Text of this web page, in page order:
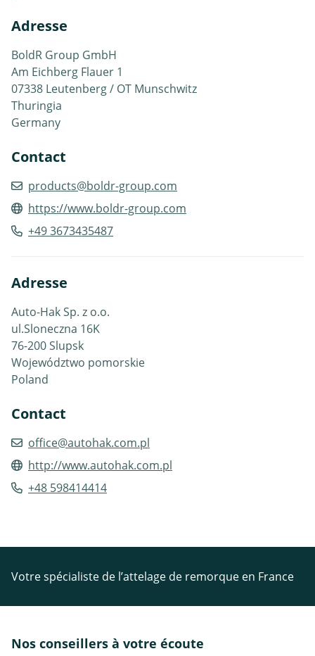
Adresse
BoldR Group GmbH
Am Eichberg Flauer 1
07338 Leutenberg / OT Munschwitz
Thuringia
Germany
Contact
products@boldr-group.com
https://www.boldr-group.com
+49 3673435487
Adresse
Auto-Hak Sp. z o.o.
ul.Sloneczna 16K
76-200 Slupsk
Województwo pomorskie
Poland
Contact
office@autohak.com.pl
http://www.autohak.com.pl
+48 598414414
Votre spécialiste de l’attelage de remorque en France
Nos conseillers à votre écoute